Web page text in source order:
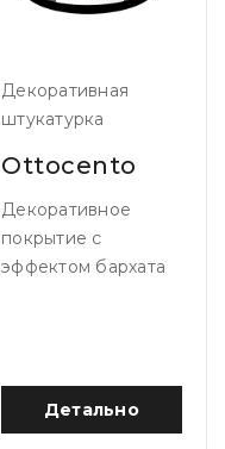
Декоративная
штукатурка
Ottocento
Декоративное
покрытие с
эффектом бархата
Детально